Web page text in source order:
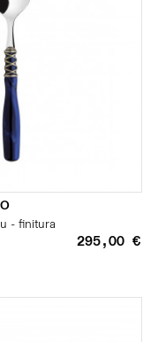
- finitura
295,00 €